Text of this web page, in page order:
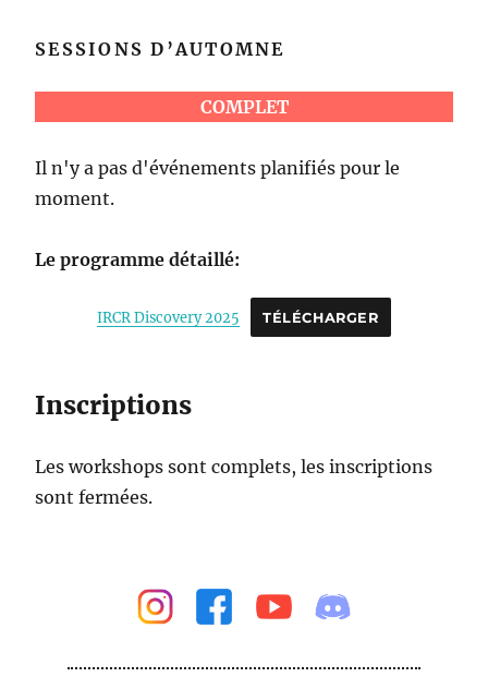
SESSIONS D’AUTOMNE
COMPLET
Il n'y a pas d'événements planifiés pour le
moment.
Le programme détaillé:
IRCR Discovery 2025 TÉLÉCHARGER
Inscriptions
Les workshops sont complets, les inscriptions
sont fermées.